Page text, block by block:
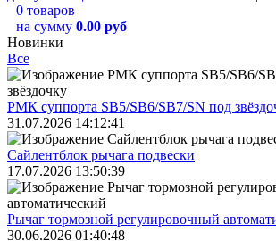
0 товаров
на сумму 0.00 руб
Новинки
Все
РМК суппорта SB5/SB6/SB7/SN под
31.07.2026 14:12:41
Сайлентблок рычага подвески
17.07.2026 13:50:39
Рычаг тормозной регулировочный
30.06.2026 01:40:48